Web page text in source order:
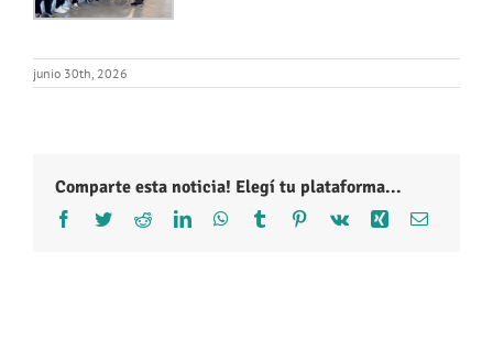
junio 30th, 2026
Comparte esta noticia! Elegí tu plataforma...
Facebook
TwitterRedditLinkedInWhatsApp
Tumblr Pinterest
Vk Xing Correo